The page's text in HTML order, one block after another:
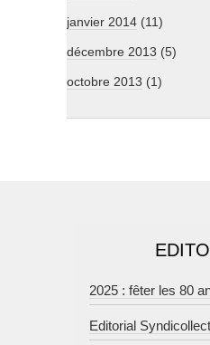
janvier 2014 (11)
décembre 2013 (5)
octobre 2013 (1)
2025 : fêter les 80
Editorial